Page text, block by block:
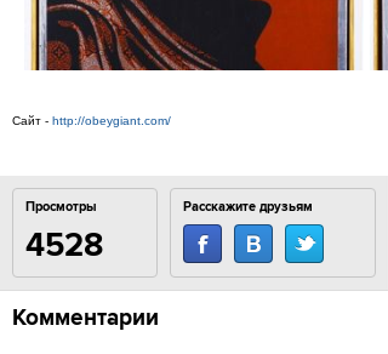
Сайт - http://obeygiant.com/
Просмотры
4528
Расскажите друзьям
Комментарии